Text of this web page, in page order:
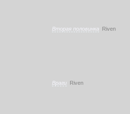
Вторая половинка Riven
Враги Riven